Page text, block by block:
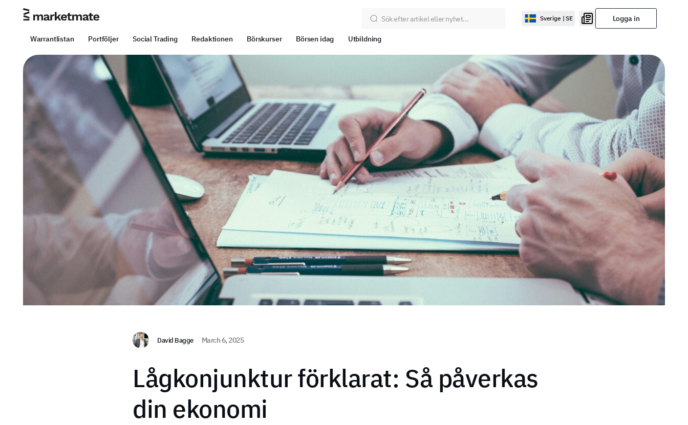
Sverige | SE Logga in
Warrantlistan Portföljer Social Trading Redaktionen Börskurser Börsen idag Utbildning
David Bagge March 6, 2025
Lågkonjunktur förklarat: Så påverkas
din ekonomi